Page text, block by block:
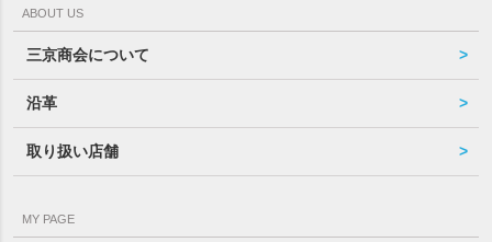
ABOUT US
三京商会について
沿革
取り扱い店舗
MY PAGE